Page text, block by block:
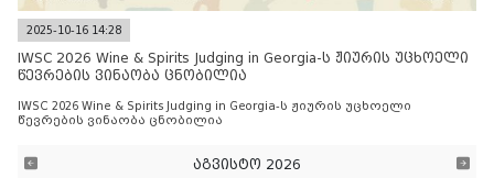
2025-10-16 14:28
IWSC 2026 Wine & Spirits Judging in Georgia-ს ჟიურის უცხოელი
წევრების ვინაობა ცნობილია
IWSC 2026 Wine & Spirits Judging in Georgia-ს ჟიურის უცხოელი
წევრების ვინაობა ცნობილია
აგვისტო 2026